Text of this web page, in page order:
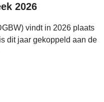
2026
vindt in 2026 plaats
dit jaar gekoppeld aan de